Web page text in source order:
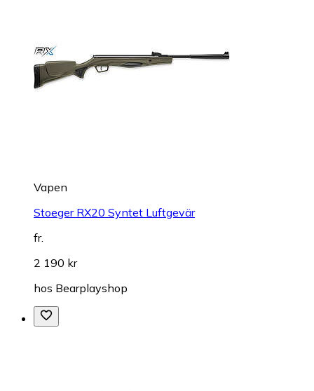
Vapen
Stoeger RX20 Syntet Luftgevär
fr.
2 190 kr
hos Bearplayshop